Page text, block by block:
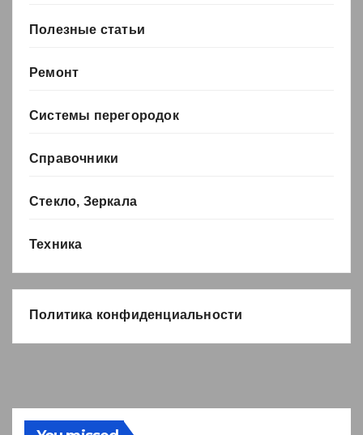
Полезные статьи
Ремонт
Системы перегородок
Справочники
Стекло, Зеркала
Техника
Политика конфиденциальности